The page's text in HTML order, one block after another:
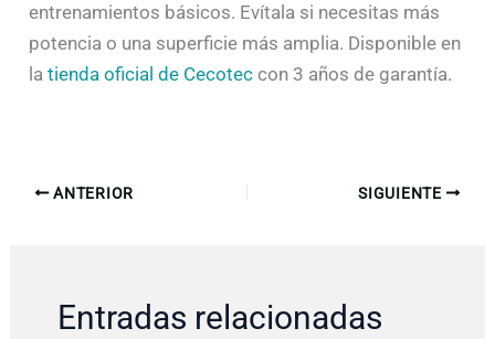
entrenamientos básicos. Evítala si necesitas más
potencia o una superficie más amplia. Disponible en
latienda oficial de Cecotec con 3 años de garantía.
ANTERIOR SIGUIENTE
Entradas relacionadas